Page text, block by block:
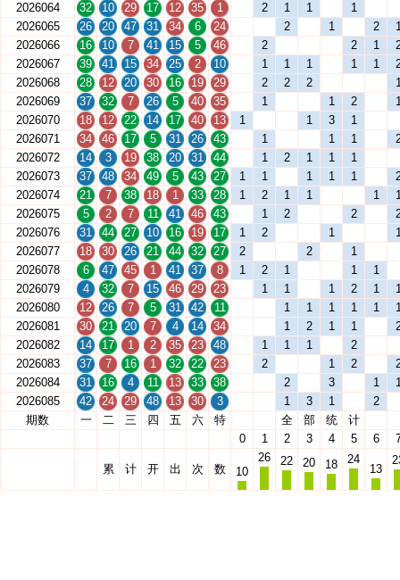
2026064
32 10 29 17 12 35 1 2 1 1
1
2026065
26 20 47 31 34 6 24 2 1 2
2026066
16 10 7 41 15 5 46 2 2 1
2026067
39 41 15 34 25 2 10 1 1 1 1 1
2026068
28 12 20 30 16 19 29 2 2 2
2026069
37 32 7 26 5 40 35 1 1 2
2026070
18 12 22 14 17 40 13 1 1 3
1
2026071
34 46 17 5 31 26 43 1 1 1
2026072
14 3 19 38 20 31 44 1 2 1 1
1
2026073
37 48 34 49 5 43 27 1 1 1 1 1
2026074
21 7 38 18 1 33 28 1 2 1 1 1
2026075
5 2 7 11 41 46 43 1 2 2
2026076
31 44 27 10 16 19 17 1 2 1
2026077
18 30 26 21 44 32 27 2 2
1
2026078
6 47 45 1 41 37 8 1 2 1 1
1
2026079
4 32 7 15 46 29 23 1 1 1 2 1
2026080
12 26 7 5 31 42 11 1 1 1 1 1
2026081
30 21 20 7 4 14 34 1 2 1 1
2026082
14 17 1 2 35 23 48 1 1 1
2
2026083
37 7 16 1 32 22 23 2 1 2
2026084
31 16 4 11 13 33 38 2 3 1
2026085
42 24 29 48 13 30 3 1 3 1
2
期数
一 二 三 四 五 六 特 全 部 统
计
0
1 2 3 4 5 6
累 计 开 出 次 数 10
26 22 20 18 24
13